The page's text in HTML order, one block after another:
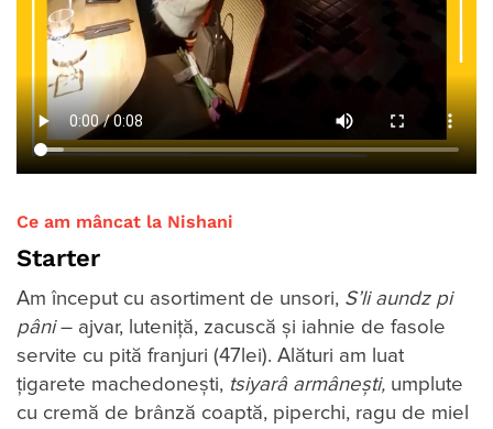
Ce am mâncat la Nishani
Starter
Am început cu asortiment de unsori, S’li aundz pi
pâni– ajvar, luteniță, zacuscă și iahnie de fasole
servite cu pită franjuri (47lei). Alături am luat
țigarete machedonești, tsiyarâ armânești, umplute
cu cremă de brânză coaptă, piperchi, ragu de miel